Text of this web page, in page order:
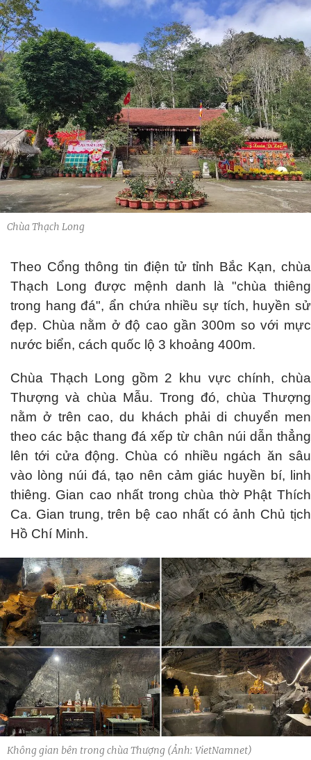
Chùa Thạch Long
Theo Cổng thông tin điện tử tỉnh Bắc Kạn, chùa
Thạch Long được mệnh danh là "chùa thiêng
trong hang đá", ẩn chứa nhiều sự tích, huyền sử
đẹp. Chùa nằm ở độ cao gần 300m so với mực
nước biển, cách quốc lộ 3 khoảng 400m.
Chùa Thạch Long gồm 2 khu vực chính, chùa
Thượng và chùa Mẫu. Trong đó, chùa Thượng
nằm ở trên cao, du khách phải di chuyển men
theo các bậc thang đá xếp từ chân núi dẫn thẳng
lên tới cửa động. Chùa có nhiều ngách ăn sâu
vào lòng núi đá, tạo nên cảm giác huyền bí, linh
thiêng. Gian cao nhất trong chùa thờ Phật Thích
Ca. Gian trung, trên bệ cao nhất có ảnh Chủ tịch
Hồ Chí Minh.
Không gian bên trong chùa Thượng (Ảnh: VietNamnet)